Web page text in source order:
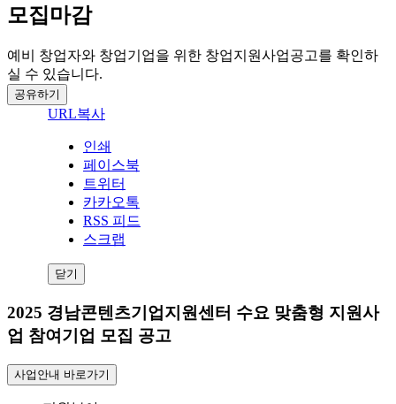
모집마감
예비 창업자와 창업기업을 위한 창업지원사업공고를 확인하
실 수 있습니다.
공유하기
URL복사
인쇄
페이스북
트위터
카카오톡
RSS 피드
스크랩
닫기
2025 경남콘텐츠기업지원센터 수요 맞춤형 지원사
업 참여기업 모집 공고
사업안내 바로가기